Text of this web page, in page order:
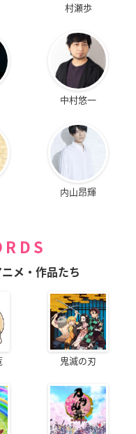
村瀬歩
中村悠一
内山昂輝
メ・作品たち
鬼滅の刃